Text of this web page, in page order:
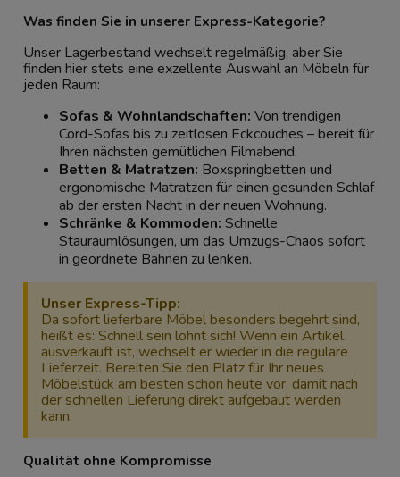
Was finden Sie in unserer Express-Kategorie?
Unser Lagerbestand wechselt regelmäßig, aber Sie
finden hier stets eine exzellente Auswahl an Möbeln für
jeden Raum:
Sofas & Wohnlandschaften: Von trendigen
Cord-Sofas bis zu zeitlosen Eckcouches – bereit für
Ihren nächsten gemütlichen Filmabend.
Betten & Matratzen: Boxspringbetten und
ergonomische Matratzen für einen gesunden Schlaf
ab der ersten Nacht in der neuen Wohnung.
Schränke & Kommoden: Schnelle
Stauraumlösungen, um das Umzugs-Chaos sofort
in geordnete Bahnen zu lenken.
Unser Express-Tipp:
Da sofort lieferbare Möbel besonders begehrt sind,
heißt es: Schnell sein lohnt sich! Wenn ein Artikel
ausverkauft ist, wechselt er wieder in die reguläre
Lieferzeit. Bereiten Sie den Platz für Ihr neues
Möbelstück am besten schon heute vor, damit nach
der schnellen Lieferung direkt aufgebaut werden
kann.
Qualität ohne Kompromisse